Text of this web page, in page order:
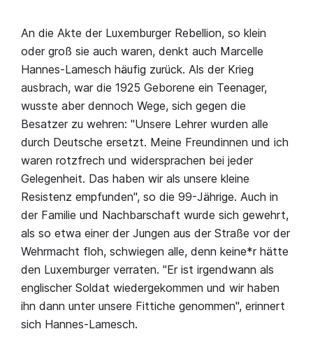
An die Akte der Luxemburger Rebellion, so klein
oder groß sie auch waren, denkt auch Marcelle
Hannes-Lamesch häufig zurück. Als der Krieg
ausbrach, war die 1925 Geborene ein Teenager,
wusste aber dennoch Wege, sich gegen die
Besatzer zu wehren: "Unsere Lehrer wurden alle
durch Deutsche ersetzt. Meine Freundinnen und ich
waren rotzfrech und widersprachen bei jeder
Gelegenheit. Das haben wir als unsere kleine
Resistenz empfunden", so die 99-Jährige. Auch in
der Familie und Nachbarschaft wurde sich gewehrt,
als so etwa einer der Jungen aus der Straße vor der
Wehrmacht floh, schwiegen alle, denn keine*r hätte
den Luxemburger verraten. "Er ist irgendwann als
englischer Soldat wiedergekommen und wir haben
ihn dann unter unsere Fittiche genommen", erinnert
sich Hannes-Lamesch.